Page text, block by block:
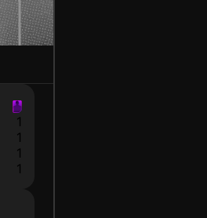
1
1
1
1